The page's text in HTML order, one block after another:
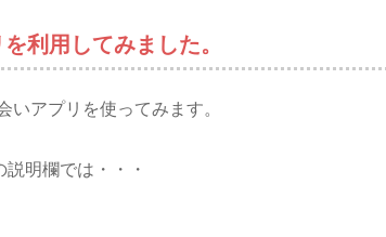
利用してみました。
いアプリを使ってみます。
説明欄では・・・